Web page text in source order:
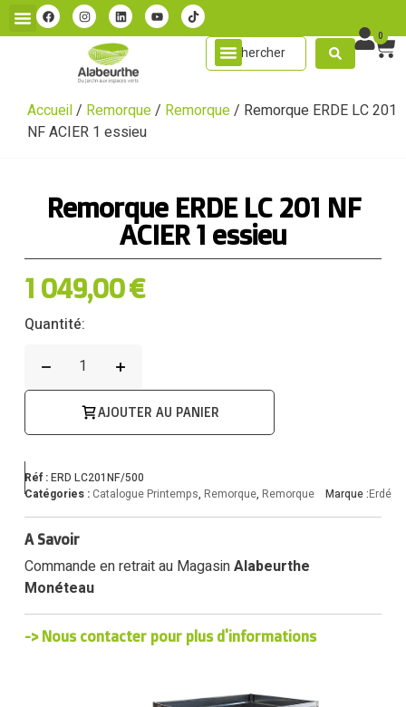
0
Accueil/ Remorque/ Remorque/ Remorque ERDE LC 201
NF ACIER 1 essieu
Remorque ERDE LC 201 NF
ACIER 1 essieu
1 049,00€
Quantité:
AJOUTER AU PANIER
Réf :ERD LC201NF/500
Catégories : Catalogue Printemps, Remorque, Remorque Marque :Erdé
A Savoir
Commande en retrait au MagasinAlabeurthe
Monéteau
-> Nous contacter pour plus d'informations